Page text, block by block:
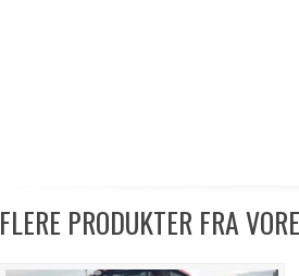
FLERE PRODUKTER FRA